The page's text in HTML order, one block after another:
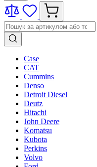
Case
CAT
Cummins
Denso
Detroit Diesel
Deutz
Hitachi
John Deere
Komatsu
Kubota
Perkins
Volvo